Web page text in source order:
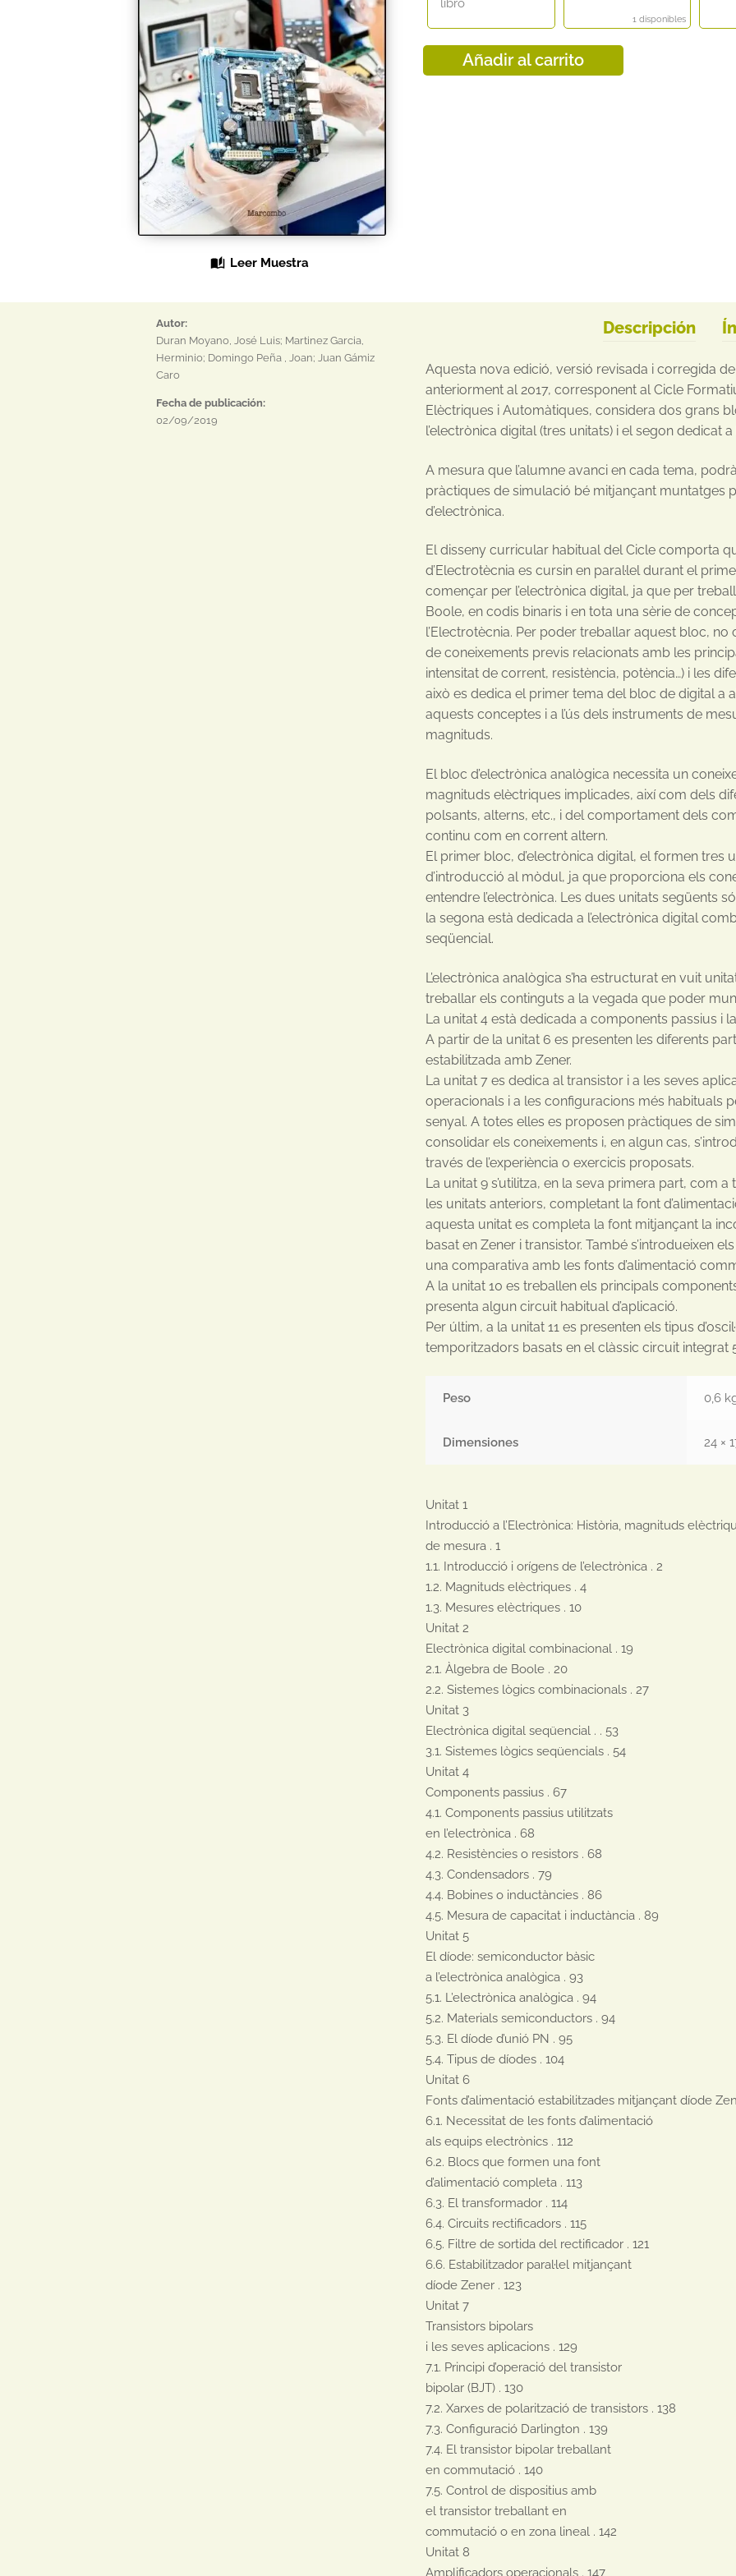
Leer Muestra
libro
1 disponibles
Añadir al carrito
Autor:
Duran Moyano, José Luis; Martinez Garcia,
Herminio; Domingo Peña , Joan; Juan Gámiz
Caro
Fecha de publicación:
02/09/2019
Descripción
Aquesta nova edició, versió revisada i corregida
anteriorment al 2017, corresponent al Cicle
Elèctriques i Automàtiques, considera dos grans
l’electrònica digital (tres unitats) i el segon dedicat
A mesura que l’alumne avanci en cada tema,
pràctiques de simulació bé mitjançant muntatges
d’electrònica.
El disseny curricular habitual del Cicle comporta
d’Electrotècnia es cursin en paral·lel durant el
començar per l’electrònica digital, ja que per
Boole, en codis binaris i en tota una sèrie de
l’Electrotècnia. Per poder treballar aquest bloc,
de coneixements previs relacionats amb les
intensitat de corrent, resistència, potència…) i les
això es dedica el primer tema del bloc de digital a
aquests conceptes i a l’ús dels instruments de
magnituds.
El bloc d’electrònica analògica necessita un
magnituds elèctriques implicades, així com dels
polsants, alterns, etc., i del comportament dels
continu com en corrent altern.
El primer bloc, d’electrònica digital, el formen tres
d’introducció al mòdul, ja que proporciona els
entendre l’electrònica. Les dues unitats següents
la segona està dedicada a l’electrònica digital
seqüencial.
L’electrònica analògica s’ha estructurat en vuit
treballar els continguts a la vegada que poder
La unitat 4 està dedicada a components passius i
A partir de la unitat 6 es presenten les diferents
estabilitzada amb Zener.
La unitat 7 es dedica al transistor i a les seves
operacionals i a les configuracions més habituals
senyal. A totes elles es proposen pràctiques de
consolidar els coneixements i, en algun cas,
través de l’experiència o exercicis proposats.
La unitat 9 s’utilitza, en la seva primera part, com
les unitats anteriors, completant la font
aquesta unitat es completa la font mitjançant la
basat en Zener i transistor. També s’introdueixen
una comparativa amb les fonts d’alimentació
A la unitat 10 es treballen els principals
presenta algun circuit habitual d’aplicació.
Per últim, a la unitat 11 es presenten els tipus
temporitzadors basats en el clàssic circuit integrat
Peso 0,6
Dimensiones 24 ×
Unitat 1
Introducció a l’Electrònica: Història, magnituds
de mesura . 1
1.1. Introducció i orígens de l’electrònica . 2
1.2. Magnituds elèctriques . 4
1.3. Mesures elèctriques . 10
Unitat 2
Electrònica digital combinacional . 19
2.1. Àlgebra de Boole . 20
2.2. Sistemes lògics combinacionals . 27
Unitat 3
Electrònica digital seqüencial . . 53
3.1. Sistemes lògics seqüencials . 54
Unitat 4
Components passius . 67
4.1. Components passius utilitzats
en l’electrònica . 68
4.2. Resistències o resistors . 68
4.3. Condensadors . 79
4.4. Bobines o inductàncies . 86
4.5. Mesura de capacitat i inductància . 89
Unitat 5
El díode: semiconductor bàsic
a l’electrònica analògica . 93
5.1. L’electrònica analògica . 94
5.2. Materials semiconductors . 94
5.3. El díode d’unió PN . 95
5.4. Tipus de díodes . 104
Unitat 6
Fonts d’alimentació estabilitzades mitjançant díode
6.1. Necessitat de les fonts d’alimentació
als equips electrònics . 112
6.2. Blocs que formen una font
d’alimentació completa . 113
6.3. El transformador . 114
6.4. Circuits rectificadors . 115
6.5. Filtre de sortida del rectificador . 121
6.6. Estabilitzador paral·lel mitjançant
díode Zener . 123
Unitat 7
Transistors bipolars
i les seves aplicacions . 129
7.1. Principi d’operació del transistor
bipolar (BJT) . 130
7.2. Xarxes de polarització de transistors . 138
7.3. Configuració Darlington . 139
7.4. El transistor bipolar treballant
en commutació . 140
7.5. Control de dispositius amb
el transistor treballant en
commutació o en zona lineal . 142
Unitat 8
Amplificadors operacionals . 147